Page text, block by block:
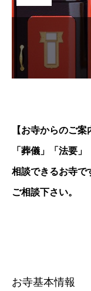
【お寺からのご案
「葬儀」「法要
相談できるお寺で
ご相談下さい。
お寺基本情報